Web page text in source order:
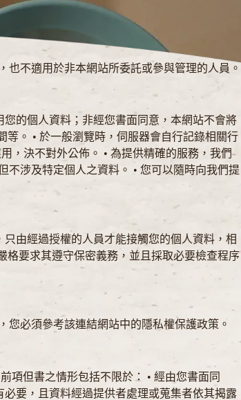
閱下列內容：
不適用於非本網站所委託或參與管理的人員。
的個人資料；非經您書面同意，本網站不會將
。 • 於一般瀏覽時，伺服器會自行記錄相關行
，決不對外公佈。 • 為提供精確的服務，我們
涉及特定個人之資料。 • 您可以隨時向我們提
由經過授權的人員才能接觸您的個人資料，相
格要求其遵守保密義務，並且採取必要檢查程序
必須參考該連結網站中的隱私權保護政策。
項但書之情形包括不限於： • 經由您書面同
要，且資料經過提供者處理或蒐集者依其揭露